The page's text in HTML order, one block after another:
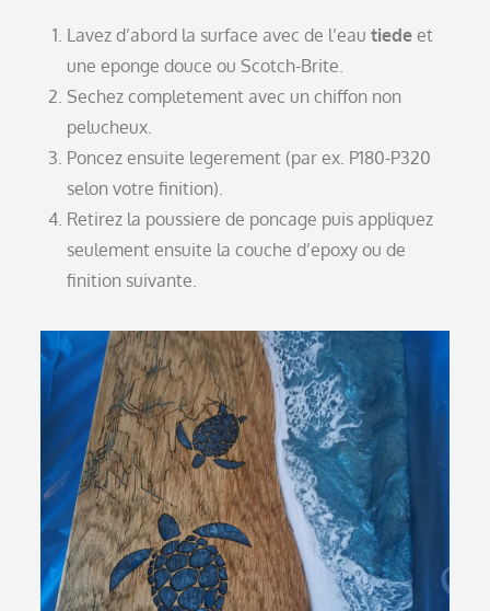
Lavez d’abord la surface avec de l’eautiede et
une eponge douce ou Scotch-Brite.
Sechez completement avec un chiffon non
pelucheux.
Poncez ensuite legerement (par ex. P180-P320
selon votre finition).
Retirez la poussiere de poncage puis appliquez
seulement ensuite la couche d’epoxy ou de
finition suivante.